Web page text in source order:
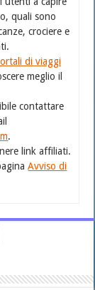
quali sono
crociere e
di viaggi
meglio il
contattare
.
link affiliati.
Avviso di